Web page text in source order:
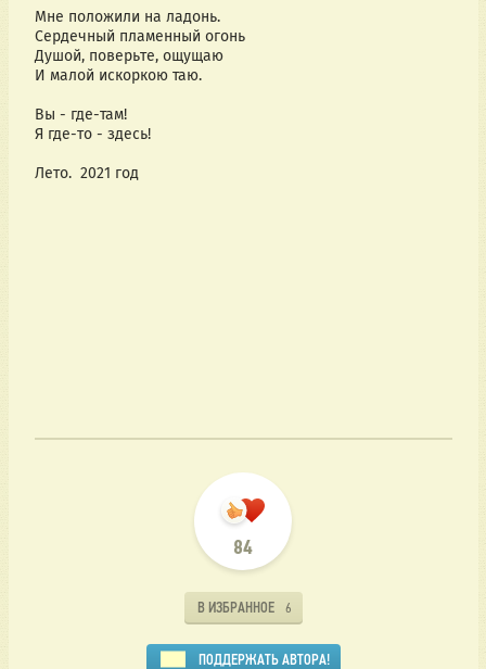
Мне положили на ладонь.
Сердечный пламенный огонь
Душой, поверьте, ощущаю
И малой искоркою таю.
Вы - где-там!
Я где-то - здесь!
Лето.  2021 год
84
В ИЗБРАННОЕ 6
ПОДДЕРЖАТЬ АВТОРА!